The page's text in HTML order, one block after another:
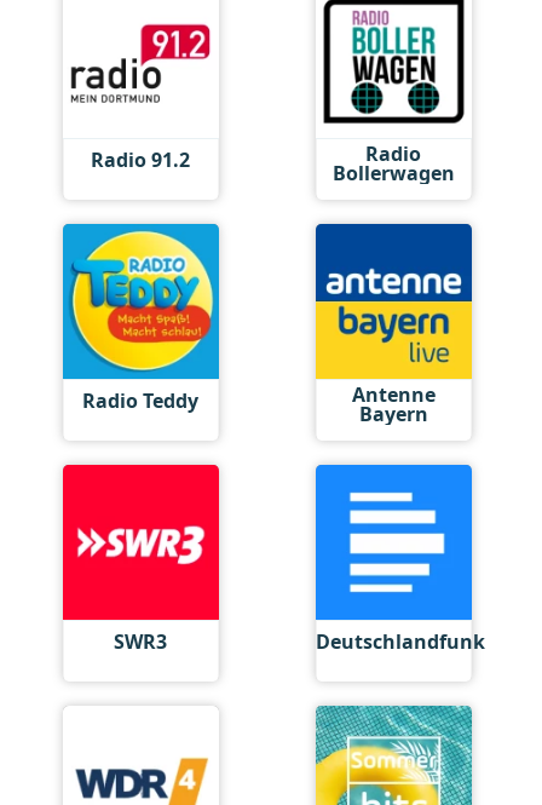
Radio 91.2 Radio
Bollerwagen
Radio Teddy Antenne
Bayern
SWR3 Deutschlandfunk